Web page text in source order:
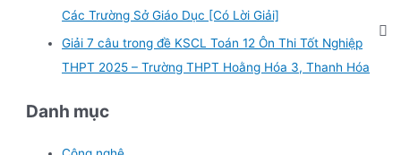
Các Trường Sở Giáo Dục [Có Lời Giải]
Giải 7 câu trong đề KSCL Toán 12 Ôn Thi Tốt Nghiệp
THPT 2025 – Trường THPT Hoằng Hóa 3, Thanh Hóa
Danh mục